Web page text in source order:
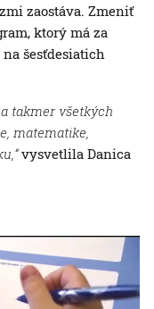
zaostáva. Zmeniť
ktorý má za
šesťdesiatich
takmer všetkých
matematike,
vysvetlila Danica